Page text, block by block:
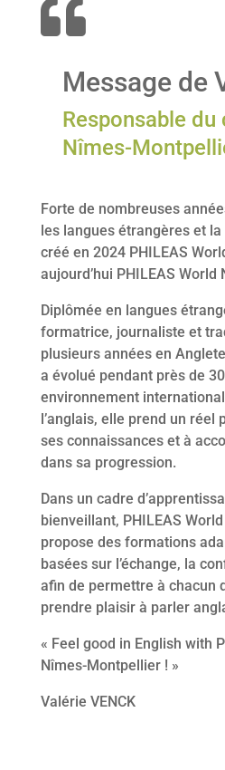

Message de
Responsable du
Nîmes-
Forte de nombreuses
les langues étrangères et
créé en 2024 PHILEAS
aujourd’hui PHILEAS
Diplômée en langues
formatrice, journaliste et
plusieurs années en
a évolué pendant près de
environnement
l’anglais, elle prend un réel
ses connaissances et à
dans sa progression.
Dans un cadre
bienveillant, PHILEAS
propose des formations
basées sur l’échange, la
afin de permettre à chacun
prendre plaisir à parler
« Feel good in English with
Nîmes-Montpellier ! »
Valérie VENCK